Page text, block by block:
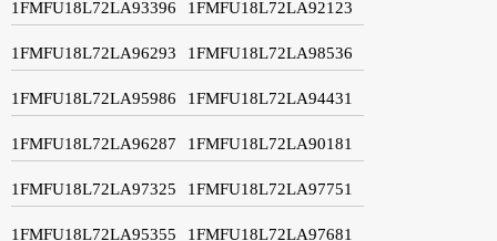
1FMFU18L72LA93396 1FMFU18L72LA92123
1FMFU18L72LA96293 1FMFU18L72LA98536
1FMFU18L72LA95986 1FMFU18L72LA94431
1FMFU18L72LA96287 1FMFU18L72LA90181
1FMFU18L72LA97325 1FMFU18L72LA97751
1FMFU18L72LA95355 1FMFU18L72LA97681